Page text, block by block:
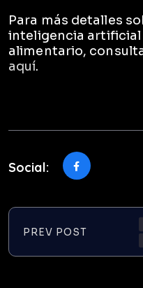
Para más detalles
inteligencia artificial
alimentario,
aquí.
Social:
PREV POST